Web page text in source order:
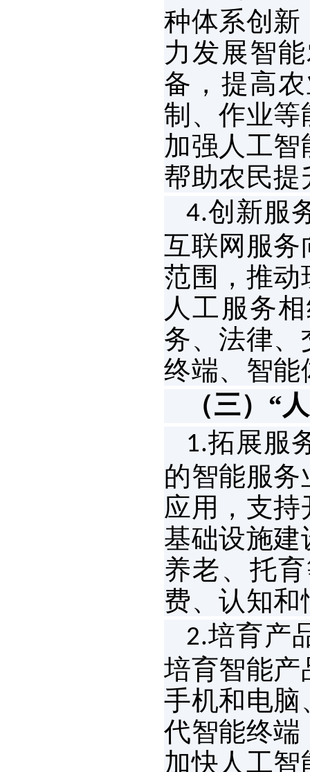
种体系创新
力发展智
备，提高
制、作业等
加强人工
帮助农民提
4.创新服
互联网服务
范围，推动
人工服务
务、法律、
终端、智能
（三）“
1.拓展服
的智能服
应用，支
基础设施建
养老、托
费、认知
2.培育产
培育智能产
手机和电脑
代智能终端
加快人工